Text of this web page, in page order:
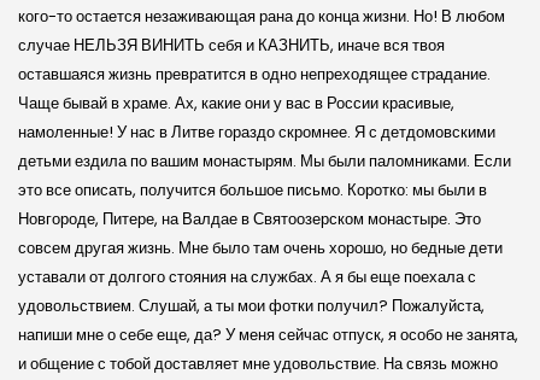
кого-то остается незаживающая рана до конца жизни. Но! В любом
случае НЕЛЬЗЯ ВИНИТЬ себя и КАЗНИТЬ, иначе вся твоя
оставшаяся жизнь превратится в одно непреходящее страдание.
Чаще бывай в храме. Ах, какие они у вас в России красивые,
намоленные! У нас в Литве гораздо скромнее. Я с детдомовскими
детьми ездила по вашим монастырям. Мы были паломниками. Если
это все описать, получится большое письмо. Коротко: мы были в
Новгороде, Питере, на Валдае в Святоозерском монастыре. Это
совсем другая жизнь. Мне было там очень хорошо, но бедные дети
уставали от долгого стояния на службах. А я бы еще поехала с
удовольствием. Слушай, а ты мои фотки получил? Пожалуйста,
напиши мне о себе еще, да? У меня сейчас отпуск, я особо не занята,
и общение с тобой доставляет мне удовольствие. На связь можно